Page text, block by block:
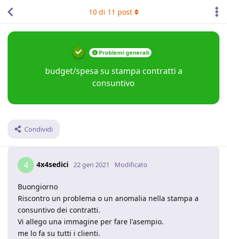
Problemi generali
budget/spesa su stampa contratti a
consuntivo
Condividi
10di 11 post
4 4x4sedici 22 gen 2021 Modificato
Buongiorno
Riscontro un problema o un anomalia nella stampa a
consuntivo dei contratti.
Vi allego una immagine per fare l'asempio.
me lo fa su tutti i clienti.